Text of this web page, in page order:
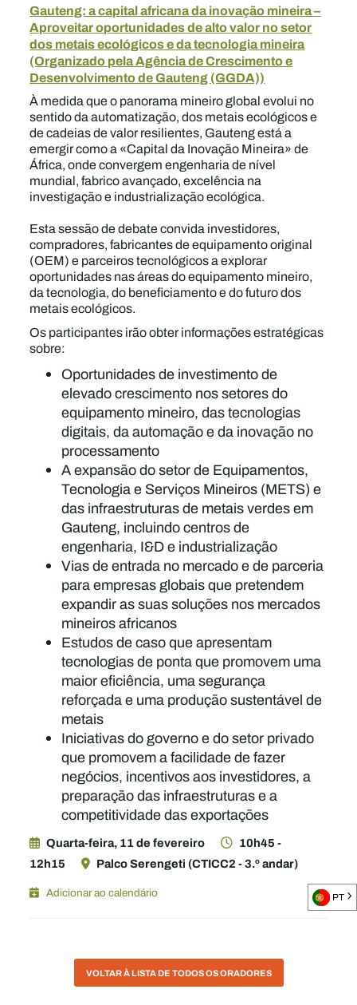
Gauteng: a capital africana da inovação mineira –
Aproveitar oportunidades de alto valor no setor
dos metais ecológicos e da tecnologia mineira
(Organizado pela Agência de Crescimento e
Desenvolvimento de Gauteng (GGDA))
À medida que o panorama mineiro global evolui no
sentido da automatização, dos metais ecológicos e
de cadeias de valor resilientes, Gauteng está a
emergir como a «Capital da Inovação Mineira» de
África, onde convergem engenharia de nível
mundial, fabrico avançado, excelência na
investigação e industrialização ecológica.
Esta sessão de debate convida investidores,
compradores, fabricantes de equipamento original
(OEM) e parceiros tecnológicos a explorar
oportunidades nas áreas do equipamento mineiro,
da tecnologia, do beneficiamento e do futuro dos
metais ecológicos.
Os participantes irão obter informações estratégicas
sobre:
Oportunidades de investimento de
elevado crescimento nos setores do
equipamento mineiro, das tecnologias
digitais, da automação e da inovação no
processamento
A expansão do setor de Equipamentos,
Tecnologia e Serviços Mineiros (METS) e
das infraestruturas de metais verdes em
Gauteng, incluindo centros de
engenharia, I&D e industrialização
Vias de entrada no mercado e de parceria
para empresas globais que pretendem
expandir as suas soluções nos mercados
mineiros africanos
Estudos de caso que apresentam
tecnologias de ponta que promovem uma
maior eficiência, uma segurança
reforçada e uma produção sustentável de
metais
Iniciativas do governo e do setor privado
que promovem a facilidade de fazer
negócios, incentivos aos investidores, a
preparação das infraestruturas e a
competitividade das exportações
Quarta-feira, 11 de fevereiro
10h45 -
12h15
Palco Serengeti (CTICC2 - 3.º andar)
Adicionar ao calendário
VOLTAR À LISTA DE TODOS OS ORADORES
PT